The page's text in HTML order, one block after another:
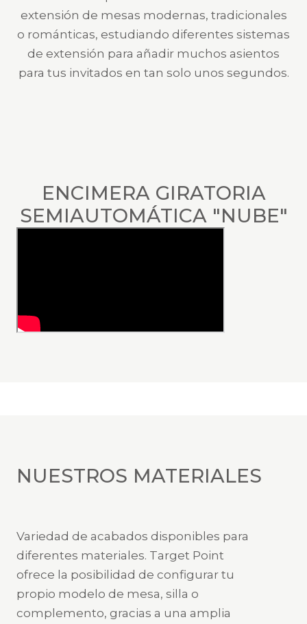
extensión de mesas modernas, tradicionales
o románticas, estudiando diferentes sistemas
de extensión para añadir muchos asientos
para tus invitados en tan solo unos segundos.
ENCIMERA GIRATORIA
SEMIAUTOMÁTICA "NUBE"
NUESTROS MATERIALES
Variedad de acabados disponibles para
diferentes materiales. Target Point
ofrece la posibilidad de configurar tu
propio modelo de mesa, silla o
complemento, gracias a una amplia